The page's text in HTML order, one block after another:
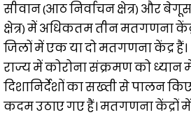
सीवान (आठ निर्वाचन क्षेत्र) और
क्षेत्र) में अधिकतम तीन मतगणना
जिलों में एक या दो मतगणना केंद्र हैं।
राज्य में कोरोना संक्रमण को ध्यान
दिशानिर्देशों का सख्ती से पालन
कदम उठाए गए हैं। मतगणना केंद्रों